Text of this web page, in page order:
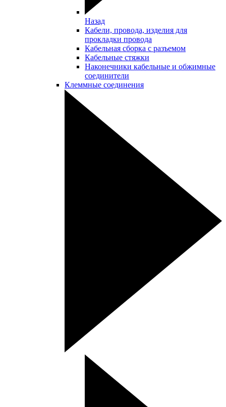
Назад
Кабели, провода, изделия для
прокладки провода
Кабельная сборка с разъемом
Кабельные стяжки
Наконечники кабельные и обжимные
соединители
Клеммные соединения